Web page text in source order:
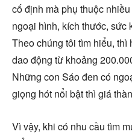
cố định mà phụ thuộc
ngoại hình, kích thước,
Theo chúng tôi tìm hiểu,
dao động từ khoảng
Những con Sáo đen có
giọng hót nổi bật thì giá
Vì vậy, khi có nhu cầu tìm